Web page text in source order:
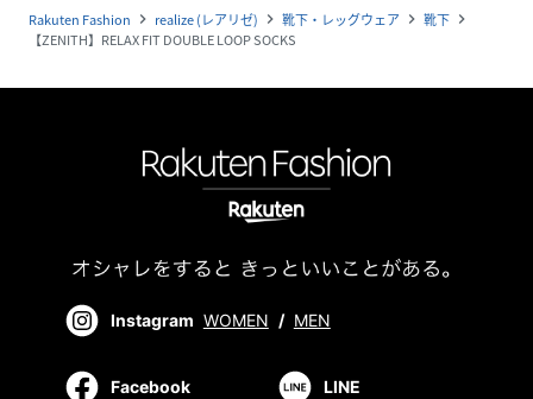
Rakuten Fashion navigate_next realize (レアリゼ) navigate_next 靴下・レッグウェア navigate_next 靴下 navigate_next
【ZENITH】RELAX FIT DOUBLE LOOP SOCKS
Instagram WOMEN / MEN
Facebook LINE